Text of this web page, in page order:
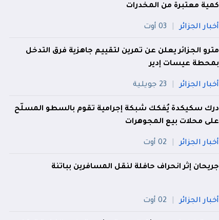
كمية معتبرة من المخدرات
أخبار الجزائر 03 أوت
مترو الجزائر يعلن عن تمرين لتقييم جاهزية فرق التدخل
بمحطة عيسات إدير
أخبار الجزائر 23 جويلية
درك سكيكدة يُفكك شبكة إجرامية تقوم بالسطو المسلّح
على محلات بيع المجوهرات
أخبار الجزائر 02 أوت
جريحان إثر انحراف حافلة لنقل المسافرين بباتنة
أخبار الجزائر 02 أوت